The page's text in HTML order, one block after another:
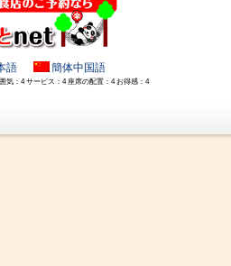
語 簡体中国語
気：4 サービス：4 座席の配置：4 お得感：4